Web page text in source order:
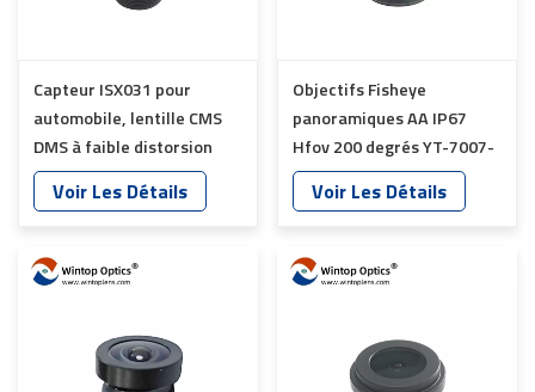
Capteur ISX031 pour
automobile, lentille CMS
DMS à faible distorsion
IP69 YT-7619-C1
Voir Les Détails
Objectifs Fisheye
panoramiques AA IP67
Hfov 200 degrés YT-7007-
E1-A
Voir Les Détails